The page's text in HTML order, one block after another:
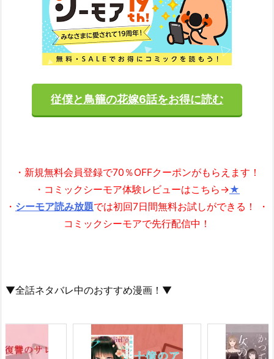
従僕と鳥籠の花嫁6話をお得に読む
・新規無料会員登録で70％OFFクーポンがもらえます！
・コミックシーモア体験レビューはこちら→★
・ シーモア読み放題では初回7日間無料お試しができる！ ・
コミックシーモアで先行配信中！
▼全話ネタバレ中のおすすめ漫画！▼